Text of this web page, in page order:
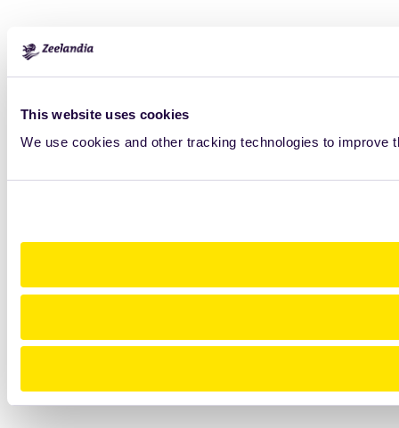
This website uses cookies
We use cookies and other tracking technologies to